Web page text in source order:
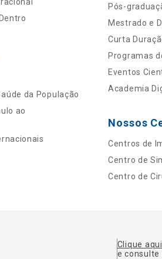
da População
ao
Pós-
Mestrado e
Curta
Programas
Eventos
Academia
Nossos
Centros de
Centro de
Centro de
Clique aqui
e consulte